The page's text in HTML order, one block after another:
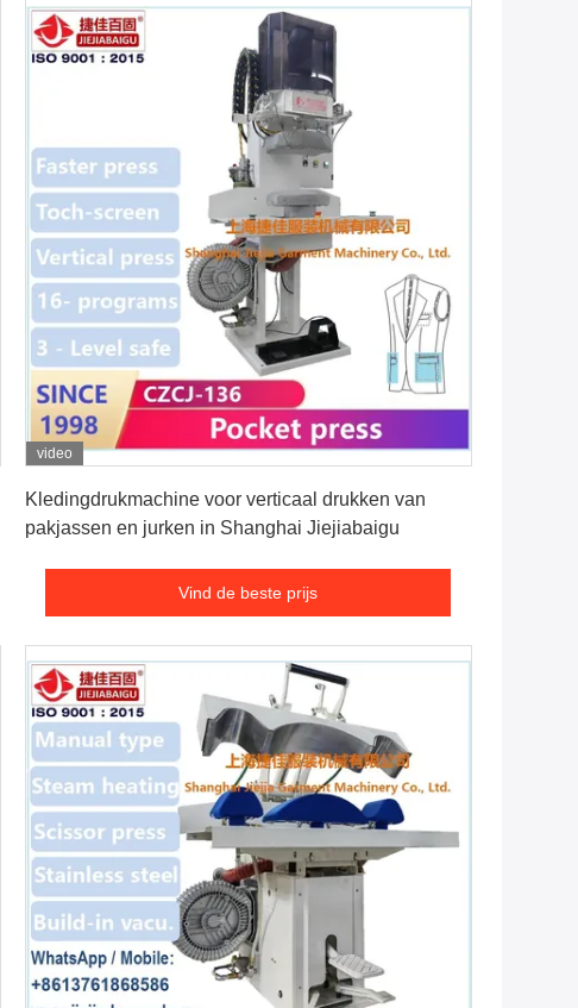
video
Kledingdrukmachine voor verticaal drukken van
pakjassen en jurken in Shanghai Jiejiabaigu
Vind de beste prijs